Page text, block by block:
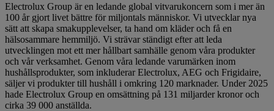
Electrolux Group är en ledande global vitvarukoncern som i mer än
100 år gjort livet bättre för miljontals människor. Vi utvecklar nya
sätt att skapa smakupplevelser, ta hand om kläder och få en
hälsosammare hemmiljö. Vi strävar ständigt efter att leda
utvecklingen mot ett mer hållbart samhälle genom våra produkter
och vår verksamhet. Genom våra ledande varumärken inom
hushållsprodukter, som inkluderar Electrolux, AEG och Frigidaire,
säljer vi produkter till hushåll i omkring 120 marknader. Under 2025
hade Electrolux Group en omsättning på 131 miljarder kronor och
cirka 39 000 anställda.